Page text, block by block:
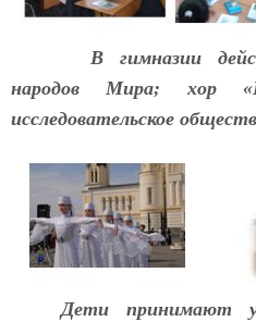
В гимназии
народов Мира; хор
исследовательское
Дети принимают